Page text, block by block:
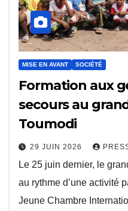
MISE EN AVANT SOCIÉTÉ
Formation aux
secours au
Toumodi
29 JUIN 2026
Le 25 juin dernier, le
au rythme d’une activité
Jeune Chambre